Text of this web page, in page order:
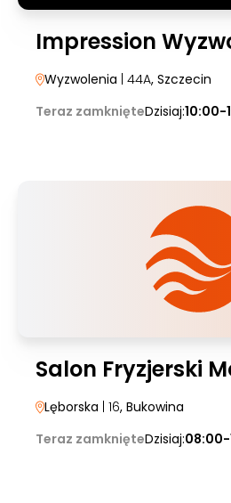
Impression
Wyzwolenia | 44A, Szczecin
Teraz zamknięteDzisiaj:10:00-
Salon Fryzjerski
Lęborska | 16, Bukowina
Teraz zamknięteDzisiaj:08:00-